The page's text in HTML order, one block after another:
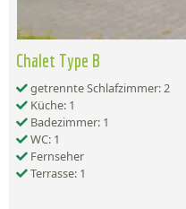
Chalet Type B
getrennte Schlafzimmer: 2
Küche: 1
Badezimmer: 1
WC: 1
Fernseher
Terrasse: 1